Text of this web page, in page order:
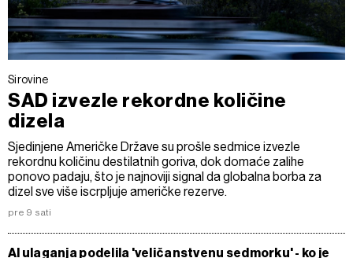
Sirovine
SAD izvezle rekordne količine
dizela
Sjedinjene Američke Države su prošle sedmice izvezle
rekordnu količinu destilatnih goriva, dok domaće zalihe
ponovo padaju, što je najnoviji signal da globalna borba za
dizel sve više iscrpljuje američke rezerve.
pre 9 sati
AI ulaganja podelila 'veličanstvenu sedmorku' - ko je